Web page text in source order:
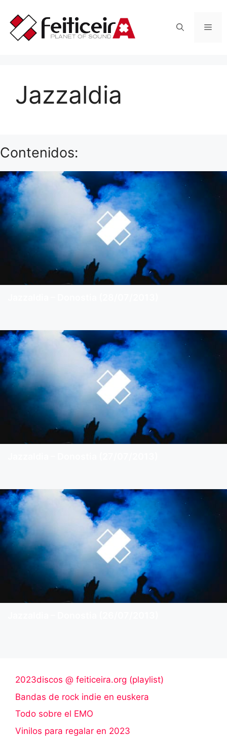
contenido
Jazzaldia
Contenidos:
2023discos @ feiticeira.org (playlist)
Bandas de rock indie en euskera
Todo sobre el EMO
Vinilos para regalar en 2023